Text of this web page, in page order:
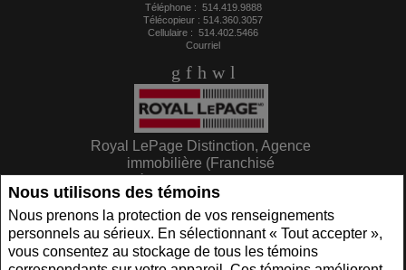
Nous utilisons des témoins
Nous prenons la protection de vos renseignements
personnels au sérieux. En sélectionnant « Tout accepter »,
vous consentez au stockage de tous les témoins
Téléphone : 514.419.9888
Télécopieur : 514.360.3057
Cellulaire : 514.402.5466
Courriel
Royal LePage Distinction, Agence
immobilière (Franchisé
indépendant et autonome)
559 rue Pierre-Caisse
St-Jean-sur-Richelieu, QC J3A 1P1
www.royallepage.ca Politique de confidentialité |Clause de non-responsabilité